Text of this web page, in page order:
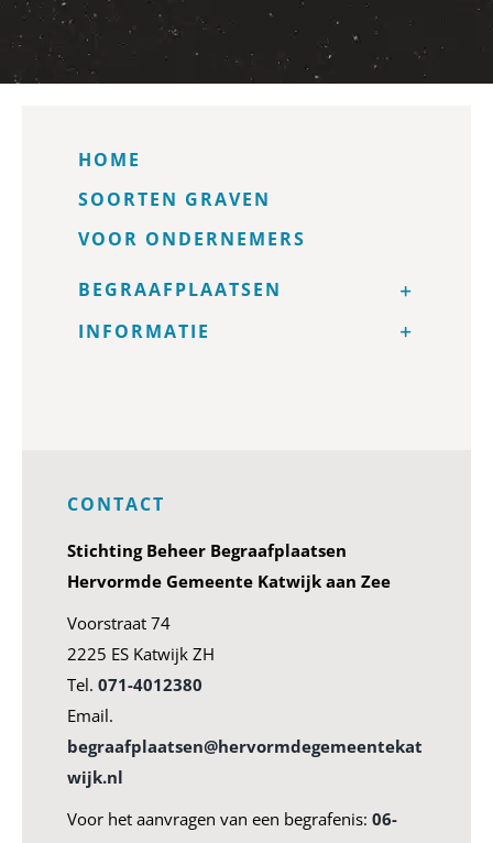
HOME
SOORTEN GRAVEN
VOOR ONDERNEMERS
BEGRAAFPLAATSEN
INFORMATIE
CONTACT
Stichting Beheer Begraafplaatsen
Hervormde Gemeente Katwijk aan Zee
Voorstraat 74
2225 ES Katwijk ZH
Tel. 071-4012380
Email.
begraafplaatsen@hervormdegemeentekat
wijk.nl
Voor het aanvragen van een begrafenis: 06-